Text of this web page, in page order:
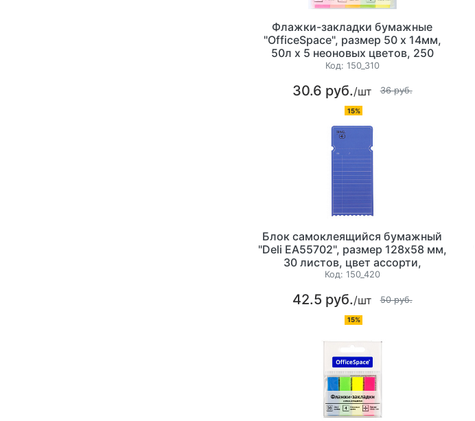
Флажки-закладки бумажные
"OfficeSpace", размер 50 х 14мм,
50л х 5 неоновых цветов, 250
листов, европодвес
Код: 150_310
30.6 руб./шт 36 руб.
15%
Блок самоклеящийся бумажный
"Deli EA55702", размер 128х58 мм,
30 листов, цвет ассорти,
европодвес
Код: 150_420
42.5 руб./шт 50 руб.
15%